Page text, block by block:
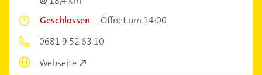
Geschlossen –Öffnet um 14:00
0681 9 52 63 10
Webseite